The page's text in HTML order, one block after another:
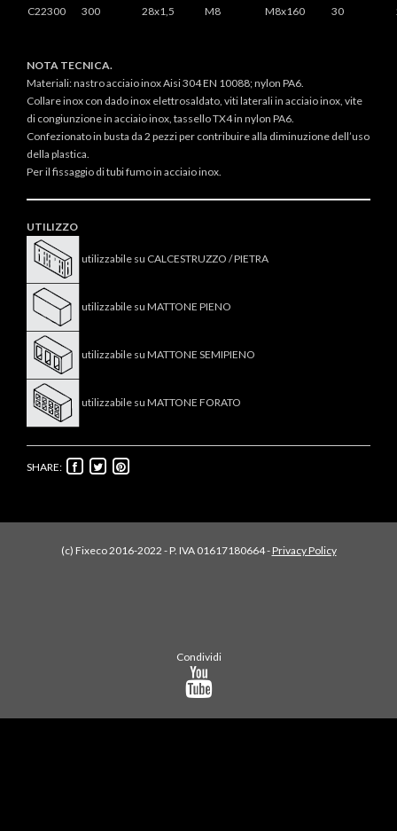
C22300
300 28x1,5 M8 M8x160 30
NOTA TECNICA.
Materiali: nastro acciaio inox Aisi 304 EN 10088; nylon PA6.
Collare inox con dado inox elettrosaldato, viti laterali in acciaio inox, vite
di congiunzione in acciaio inox, tassello TX4 in nylon PA6.
Confezionato in busta da 2 pezzi per contribuire alla diminuzione dell’uso
della plastica.
Per il fissaggio di tubi fumo in acciaio inox.
UTILIZZO
utilizzabile su CALCESTRUZZO / PIETRA
utilizzabile su MATTONE PIENO
utilizzabile su MATTONE SEMIPIENO
utilizzabile su MATTONE FORATO
SHARE:
(c) Fixeco 2016-2022 - P. IVA 01617180664 -Privacy Policy
Condividi